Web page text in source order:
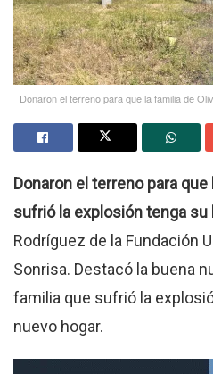
Donaron el terreno para que la familia de
Donaron el terreno para
sufrió la explosión tenga su
Rodríguez de la Fundación
Sonrisa. Destacó la buena
familia que sufrió la
nuevo hogar.